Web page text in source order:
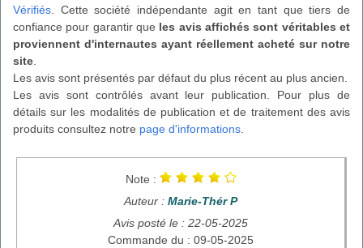
Vérifiés. Cette société indépendante agit en tant que tiers de
confiance pour garantir que les avis affichés sont véritables et
proviennent d'internautes ayant réellement acheté sur notre
site.
Les avis sont présentés par défaut du plus récent au plus ancien.
Les avis sont contrôlés avant leur publication. Pour plus de
détails sur les modalités de publication et de traitement des avis
produits consultez notre page d'informations.
Note :
Auteur : Marie-Thér P
Avis posté le : 22-05-2025
Commande du : 09-05-2025